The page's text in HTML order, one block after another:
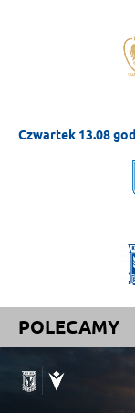
Czwartek 13.08
POLECAMY